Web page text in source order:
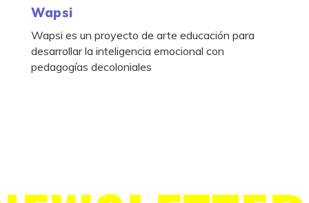
Wapsi
Wapsi es un proyecto de arte educación para
desarrollar la inteligencia emocional con
pedagogías decoloniales